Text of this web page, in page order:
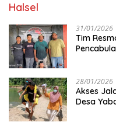
Halsel
31/01/2026
Tim
28/01/2026
Akses
Desa